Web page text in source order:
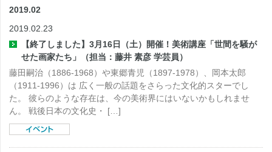
2019.02
2019.02.23
【終了しました】3月16日（土）開催！美術講座「世間を騒が
せた画家たち」（担当：藤井 素彦 学芸員）
藤田嗣治（1886-1968）や東郷青児（1897-1978）、岡本太郎
（1911-1996）は 広く一般の話題をさらった文化的スターでし
た。 彼らのような存在は、今の美術界にはいないかもしれませ
ん。 戦後日本の文化史・ […]